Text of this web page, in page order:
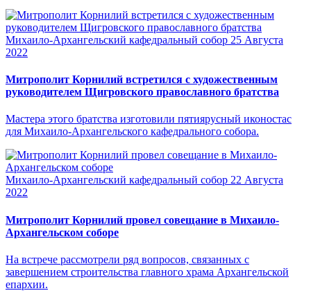
Михаило-Архангельский кафедральный собор 25 Августа
2022
Митрополит Корнилий встретился с художественным
руководителем Щигровского православного братства
Мастера этого братства изготовили пятиярусный иконостас
для Михаило-Архангельского кафедрального собора.
Михаило-Архангельский кафедральный собор 22 Августа
2022
Митрополит Корнилий провел совещание в Михаило-
Архангельском соборе
На встрече рассмотрели ряд вопросов, связанных с
завершением строительства главного храма Архангельской
епархии.